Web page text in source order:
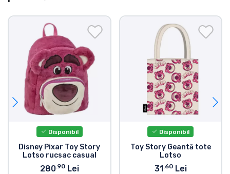
Disponibil
Disney Pixar Toy Story
Lotso rucsac casual
280.90Lei
Disponibil
Toy Story Geantă tote
Lotso
31.60Lei